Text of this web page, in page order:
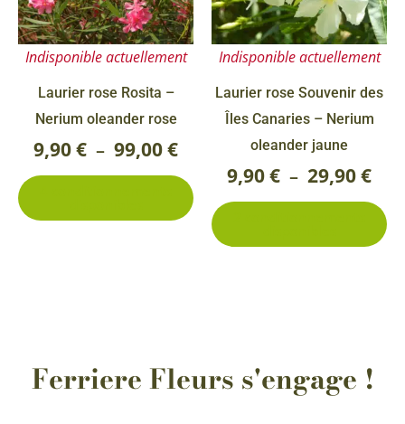
Indisponible actuellement
Laurier rose Rosita –
Nerium oleander rose
9,90€ – 99,00€
à
99,00 €
Les
options
peuvent
être
choisies
page
produit
Indisponible actuellement
Laurier rose Souvenir des
Îles Canaries – Nerium
oleander jaune
9,90€ – 29,90€
à
du
Ferriere Fleurs s'engage !